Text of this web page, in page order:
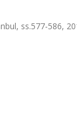
ss.577-586,